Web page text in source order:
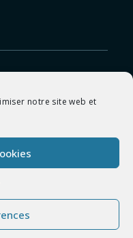
notre site web et